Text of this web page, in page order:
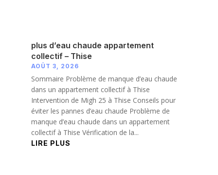
plus d’eau chaude appartement
collectif – Thise
AOÛT 3, 2026
Sommaire Problème de manque d’eau chaude
dans un appartement collectif à Thise
Intervention de Migh 25 à Thise Conseils pour
éviter les pannes d’eau chaude Problème de
manque d’eau chaude dans un appartement
collectif à Thise Vérification de la...
LIRE PLUS